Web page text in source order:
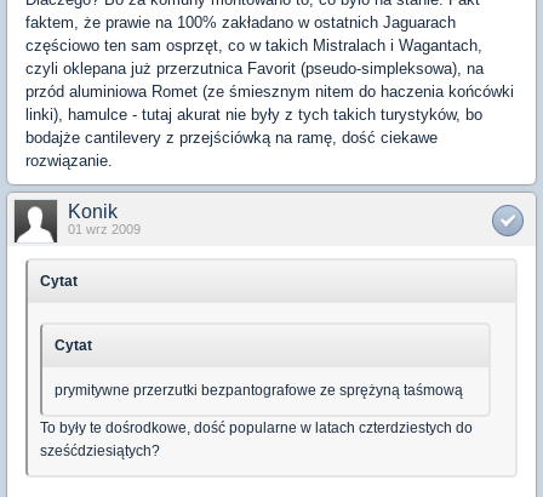
faktem, że prawie na 100% zakładano w ostatnich Jaguarach
częściowo ten sam osprzęt, co w takich Mistralach i Wagantach,
czyli oklepana już przerzutnica Favorit (pseudo-simpleksowa), na
przód aluminiowa Romet (ze śmiesznym nitem do haczenia końcówki
linki), hamulce - tutaj akurat nie były z tych takich turystyków, bo
bodajże cantilevery z przejściówką na ramę, dość ciekawe
rozwiązanie.
Konik
01 wrz 2009
Cytat
Cytat
prymitywne przerzutki bezpantografowe ze sprężyną taśmową
To były te dośrodkowe, dość popularne w latach czterdziestych do
sześćdziesiątych?